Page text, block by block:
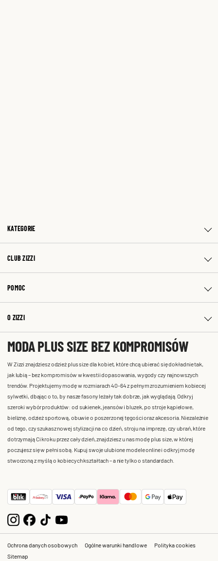
KATEGORIE
CLUB ZIZZI
POMOC
O ZIZZI
MODA PLUS SIZE BEZ KOMPROMISÓW
W Zizzi znajdziesz odzież plus size dla kobiet, które chcą ubierać się dokładnie tak,
jak lubią – bez kompromisów w kwestii dopasowania, wygody czy najnowszych
trendów. Projektujemy modę w rozmiarach 40-64 z pełnym zrozumieniem kobiecej
sylwetki, dbając o to, by nasze fasony leżały tak dobrze, jak wyglądają. Odkryj
szeroki wybór produktów: od sukienek, jeansów i bluzek, po stroje kąpielowe,
bieliznę, odzież sportową, obuwie o poszerzonej tęgości oraz akcesoria. Niezależnie
od tego, czy szukasz nowej stylizacji na co dzień, stroju na imprezę, czy ubrań, które
dotrzymają Ci kroku przez cały dzień, znajdziesz u nas modę plus size, w której
poczujesz się w pełni sobą. Kupuj swoje ulubione modele online i odkryj modę
stworzoną z myślą o kobiecych kształtach – a nie tylko o standardach.
Ochrona danych osobowych Ogólne warunki handlowe
Polityka cookies
Sitemap